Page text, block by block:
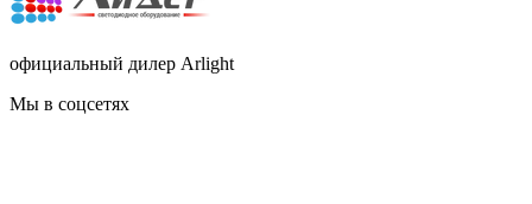
официальный дилер Arlight
Мы в соцсетях